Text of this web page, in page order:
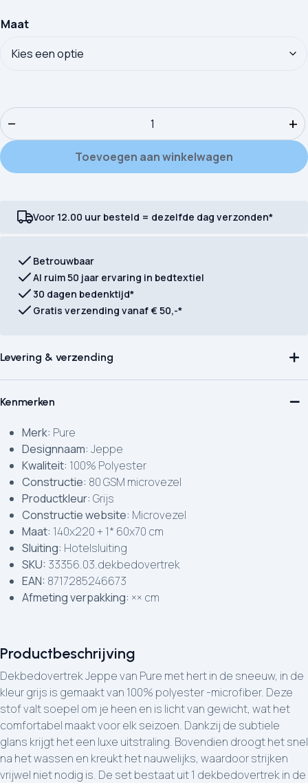
Productbeschrijving
Dekbedovertrek Jeppe van Pure met hert in de sneeuw, in de
kleur grijs is gemaakt van 100% polyester -microfiber. Deze
stof valt soepel om je heen en is licht van gewicht, wat het
comfortabel maakt voor elk seizoen. Dankzij de subtiele
glans krijgt het een luxe uitstraling. Bovendien droogt het snel
na het wassen en kreukt het nauwelijks, waardoor strijken
vrijwel niet nodig is. De set bestaat uit 1 dekbedovertrek in de
Maat
Dekbedovertrek Pure microvezel Jeppe aantal
− +
Toevoegen aan winkelwagen
Voor 12.00 uur besteld = dezelfde dag verzonden*
Betrouwbaar
Al ruim 50 jaar ervaring in bedtextiel
30 dagen bedenktijd*
Gratis verzending vanaf € 50,-*
Levering & verzending
Kenmerken
Merk: Pure
Designnaam: Jeppe
Kwaliteit: 100% Polyester
Constructie: 80 GSM microvezel
Productkleur: Grijs
Constructie website: Microvezel
Maat: 140x220 + 1* 60x70 cm
Sluiting: Hotelsluiting
SKU: 33356.03.dekbedovertrek
EAN: 8717285246673
Afmeting verpakking: ×× cm